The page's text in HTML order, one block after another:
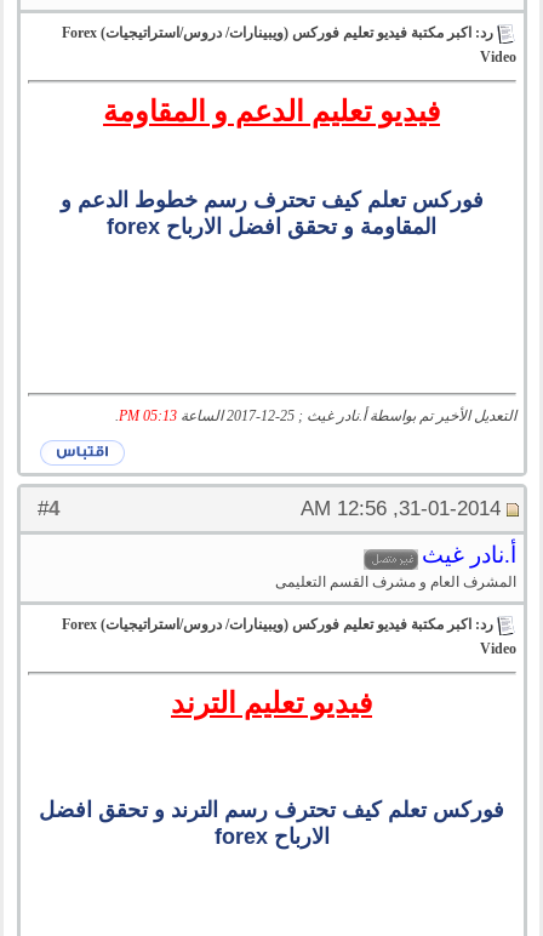
رد: اكبر مكتبة فيديو تعليم فوركس (ويبينارات/ دروس/استراتيجيات) Forex
Video
فيديو تعليم الدعم و المقاومة
فوركس تعلم كيف تحترف رسم خطوط الدعم و
المقاومة و تحقق افضل الارباح forex
التعديل الأخير تم بواسطة أ.نادر غيث ; 25-12-2017 الساعة 05:13 PM
.
#
4 31-01-2014, 12:56 AM
أ.نادر غيث
المشرف العام و مشرف القسم التعليمى
رد: اكبر مكتبة فيديو تعليم فوركس (ويبينارات/ دروس/استراتيجيات) Forex
Video
فيديو تعليم الترند
فوركس تعلم كيف تحترف رسم الترند و تحقق افضل
الارباح forex